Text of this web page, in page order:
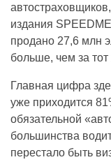
издания
продано 27,6 млн
больше, чем за
Главная цифра
уже приходится
обязательной
большинства
перестало быть